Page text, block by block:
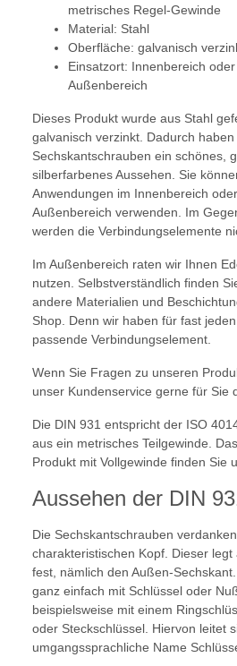
metrisches Regel-Gewinde
Material: Stahl
Oberfläche: galvanisch
Einsatzort: Innenbereich
Außenbereich
Dieses Produkt wurde aus Stahl
galvanisch verzinkt. Dadurch haben
Sechskantschrauben ein schönes,
silberfarbenes Aussehen. Sie
Anwendungen im Innenbereich
Außenbereich verwenden. Im
werden die Verbindungselemente
Im Außenbereich raten wir Ihnen
nutzen. Selbstverständlich finden
andere Materialien und
Shop. Denn wir haben für fast
passende Verbindungselement.
Wenn Sie Fragen zu unseren
unser Kundenservice gerne für Sie
Die DIN 931 entspricht der ISO
aus ein metrisches Teilgewinde.
Produkt mit Vollgewinde finden Sie
Aussehen der DIN
Die Sechskantschrauben
charakteristischen Kopf. Dieser
fest, nämlich den Außen-
ganz einfach mit Schlüssel oder
beispielsweise mit einem
oder Steckschlüssel. Hiervon leitet
umgangssprachliche Name